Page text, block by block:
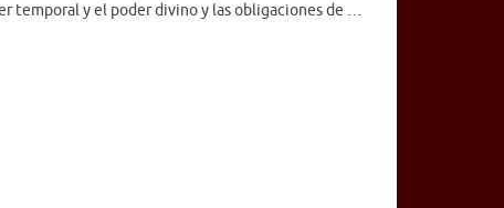
temporal y el poder divino y las obligaciones de …